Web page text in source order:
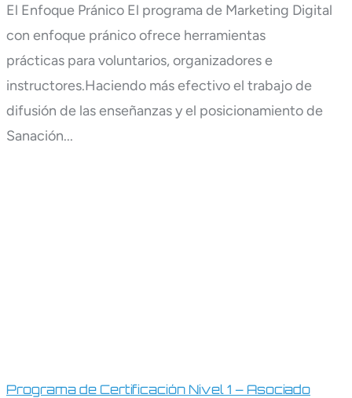
El Enfoque Pránico El programa de Marketing Digital
con enfoque pránico ofrece herramientas
prácticas para voluntarios, organizadores e
instructores.Haciendo más efectivo el trabajo de
difusión de las enseñanzas y el posicionamiento de
Sanación...
Programa de Certificación Nivel 1 – Asociado